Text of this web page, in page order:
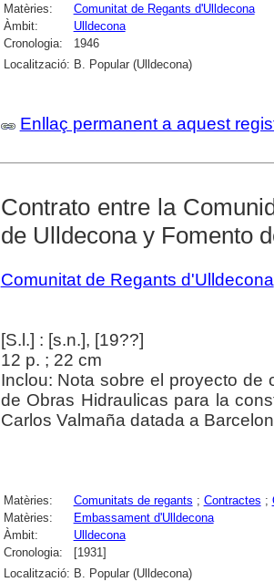
Matèries:
Comunitat de Regants d'Ulldecona
Àmbit:
Ulldecona
Cronologia:
1946
Localització: B. Popular (Ulldecona)
Enllaç permanent a aquest
Contrato entre la
de Ulldecona y Fomento
Comunitat de Regants d'Ulldecona
[S.l.] : [s.n.], [19??]
12 p. ; 22 cm
Inclou: Nota sobre el proyecto de
de Obras Hidraulicas para la
Carlos Valmaña datada a
Matèries: Comunitats de regants ; Contractes ;
Matèries:
Embassament d'Ulldecona
Àmbit:
Ulldecona
Cronologia:
[1931]
Localització: B. Popular (Ulldecona)